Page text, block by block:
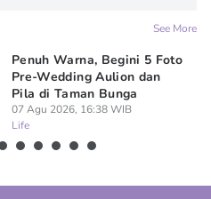
See More
Penuh Warna, Begini 5 Foto
Pre-Wedding Aulion dan
Pila di Taman Bunga
07 Agu 2026, 16:38 WIB
Life